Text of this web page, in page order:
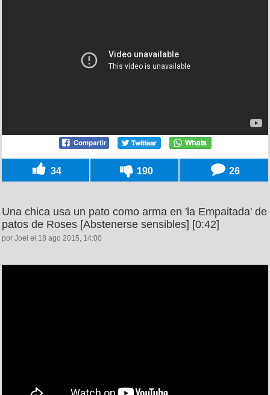
34 190 26
Una chica usa un pato como arma en 'la Empaitada' de
patos de Roses [Abstenerse sensibles] [0:42]
por Joel el 18 ago 2015, 14:00